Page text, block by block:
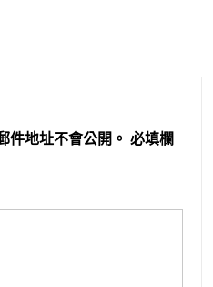
件地址不會公開。 必填欄